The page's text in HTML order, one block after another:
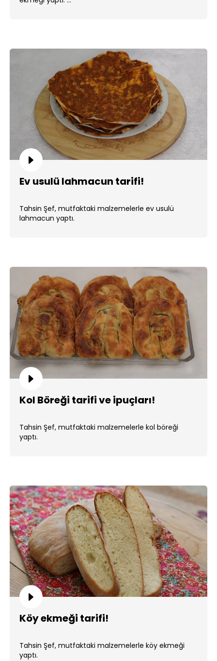
Ev usulü lahmacun tarifi!
Tahsin Şef, mutfaktaki malzemelerle ev usulü
lahmacun yaptı.
Kol Böreği tarifi ve ipuçları!
Tahsin Şef, mutfaktaki malzemelerle kol böreği
yaptı.
Köy ekmeği tarifi!
Tahsin Şef, mutfaktaki malzemelerle köy ekmeği
yaptı.